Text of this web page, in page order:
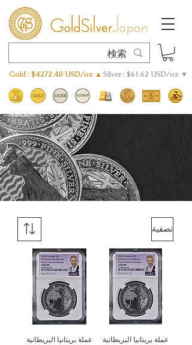
Gold : $4272.40 USD/oz ▲ Silver : $61.62 USD/oz ▼
تصفية
عملة بريتانيا البريطانية
عملة بريتانيا البريطانية